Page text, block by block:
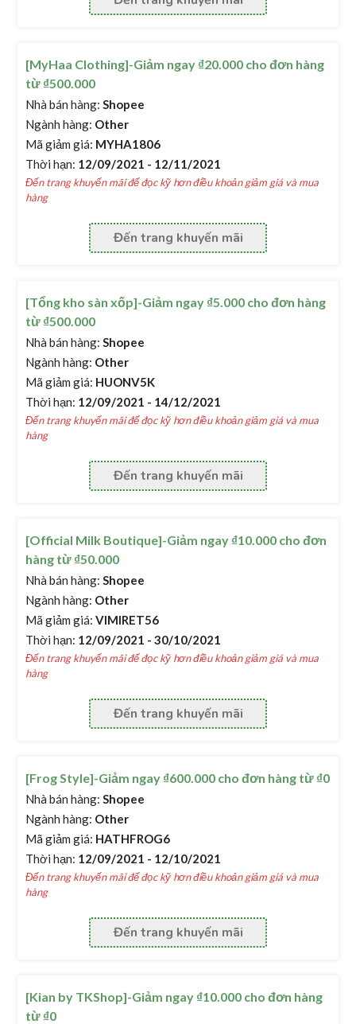
[MyHaa Clothing]-Giảm ngay ₫20.000 cho đơn hàng
từ ₫500.000
Nhà bán hàng: Shopee
Ngành hàng: Other
Mã giảm giá: MYHA1806
Thời hạn: 12/09/2021 - 12/11/2021
Đến trang khuyến mãi để đọc kỹ hơn điều khoản giảm giá và mua
hàng
Đến trang khuyến mãi
[Tổng kho sàn xốp]-Giảm ngay ₫5.000 cho đơn hàng
từ ₫500.000
Nhà bán hàng: Shopee
Ngành hàng: Other
Mã giảm giá: HUONV5K
Thời hạn: 12/09/2021 - 14/12/2021
Đến trang khuyến mãi để đọc kỹ hơn điều khoản giảm giá và mua
hàng
Đến trang khuyến mãi
[Official Milk Boutique]-Giảm ngay ₫10.000 cho đơn
hàng từ ₫50.000
Nhà bán hàng: Shopee
Ngành hàng: Other
Mã giảm giá: VIMIRET56
Thời hạn: 12/09/2021 - 30/10/2021
Đến trang khuyến mãi để đọc kỹ hơn điều khoản giảm giá và mua
hàng
Đến trang khuyến mãi
[Frog Style]-Giảm ngay ₫600.000 cho đơn hàng từ ₫0
Nhà bán hàng: Shopee
Ngành hàng: Other
Mã giảm giá: HATHFROG6
Thời hạn: 12/09/2021 - 12/10/2021
Đến trang khuyến mãi để đọc kỹ hơn điều khoản giảm giá và mua
hàng
Đến trang khuyến mãi
[Kian by TKShop]-Giảm ngay ₫10.000 cho đơn hàng
từ ₫0